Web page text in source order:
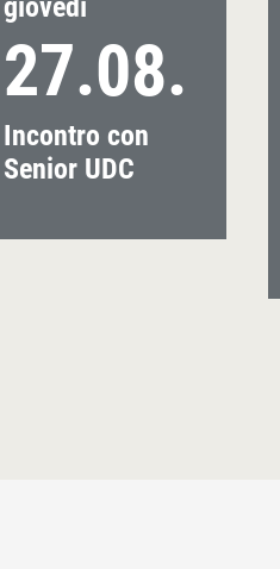
giovedì
27.08.
Incontro con
Senior UDC